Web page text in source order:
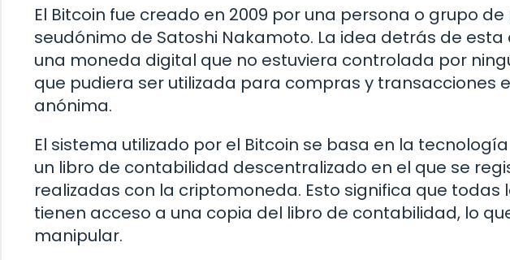
El Bitcoin fue creado en 2009 por una persona o grupo
seudónimo de Satoshi Nakamoto. La idea detrás de
una moneda digital que no estuviera controlada por
que pudiera ser utilizada para compras y transacciones
anónima.
El sistema utilizado por el Bitcoin se basa en la
un libro de contabilidad descentralizado en el que se
realizadas con la criptomoneda. Esto significa que todas
tienen acceso a una copia del libro de contabilidad, lo
manipular.